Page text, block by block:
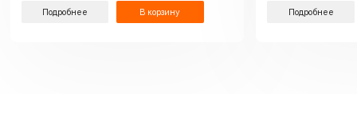
Подробнее В корзину Подробнее